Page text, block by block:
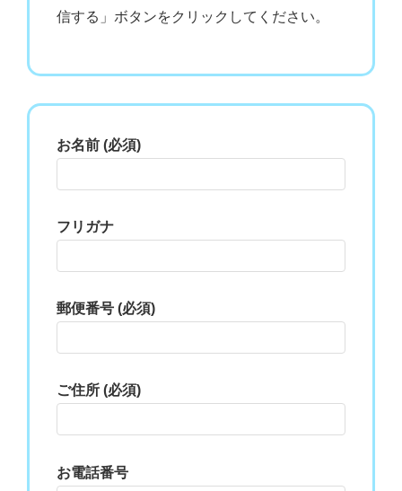
信する」ボタンをクリックしてください。
お名前 (必須)
フリガナ
郵便番号 (必須)
ご住所 (必須)
お電話番号